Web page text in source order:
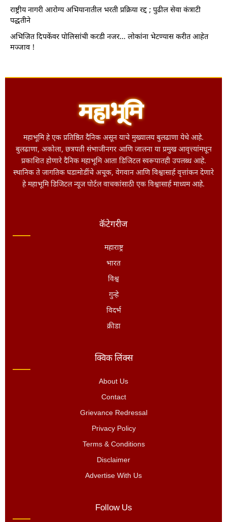
राष्ट्रीय नागरी आरोग्य अभियानातील भरती प्रक्रिया रद्द ; पुढील सेवा कंत्राटी
पद्धतीने
अभिजित दिपकेंवर पोलिसांची करडी नजर… लोकांना भेटण्यास करीत आहेत
मज्जाव !
महाभूमि हे एक प्रतिष्ठित दैनिक असून याचे मुख्यालय बुलढाणा येथे आहे.
बुलढाणा, अकोला, छत्रपती संभाजीनगर आणि जालना या प्रमुख आवृत्त्यांमधून
प्रकाशित होणारे दैनिक महाभूमि आता डिजिटल स्वरूपातही उपलब्ध आहे.
स्थानिक ते जागतिक घडामोडींचे अचूक, वेगवान आणि विश्वासार्ह वृत्तांकन देणारे
हे महाभूमि डिजिटल न्यूज पोर्टल वाचकांसाठी एक विश्वासार्ह माध्यम आहे.
कॅटेगरीज
महाराष्ट्र
भारत
विश्व
गुन्हे
विदर्भ
क्रीडा
क्विक लिंक्स
About Us
Contact
Grievance Redressal
Privacy Policy
Terms & Conditions
Disclaimer
Advertise With Us
Follow Us